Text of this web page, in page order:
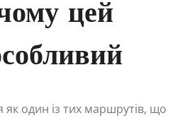
цей
як один із тих маршрутів, що